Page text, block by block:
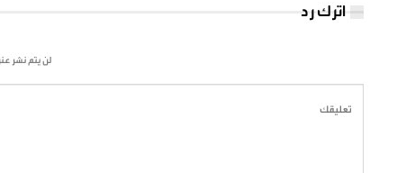
اترك رد
لن يتم نشر